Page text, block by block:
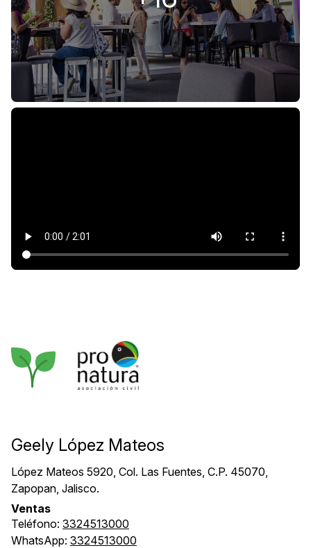
Geely López Mateos
López Mateos 5920, Col. Las Fuentes, C.P. 45070,
Zapopan, Jalisco.
Ventas
Teléfono: 3324513000
WhatsApp: 3324513000